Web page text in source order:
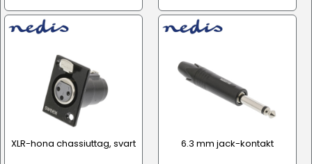
XLR-hona chassiuttag, svart 6.3 mm jack-kontakt